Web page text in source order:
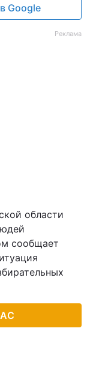
Google
Реклама
области
сообщает